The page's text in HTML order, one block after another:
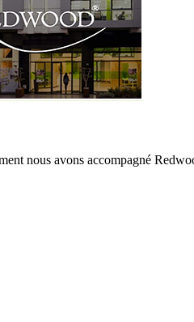
nous avons accompagné